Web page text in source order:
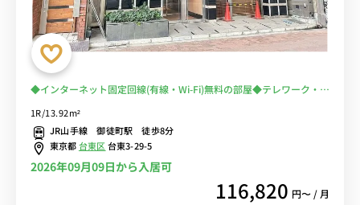
◆インターネット固定回線(有線・Wi-Fi)無料の部屋◆テレワーク・在
竹商店街＆多慶屋で楽しいお買い物出来ます！
1R/13.92m²
JR山手線 御徒町駅 徒歩8分
東京都台東区台東3-29-5
2026年09月09日から入居可
116,820 円〜 / 月